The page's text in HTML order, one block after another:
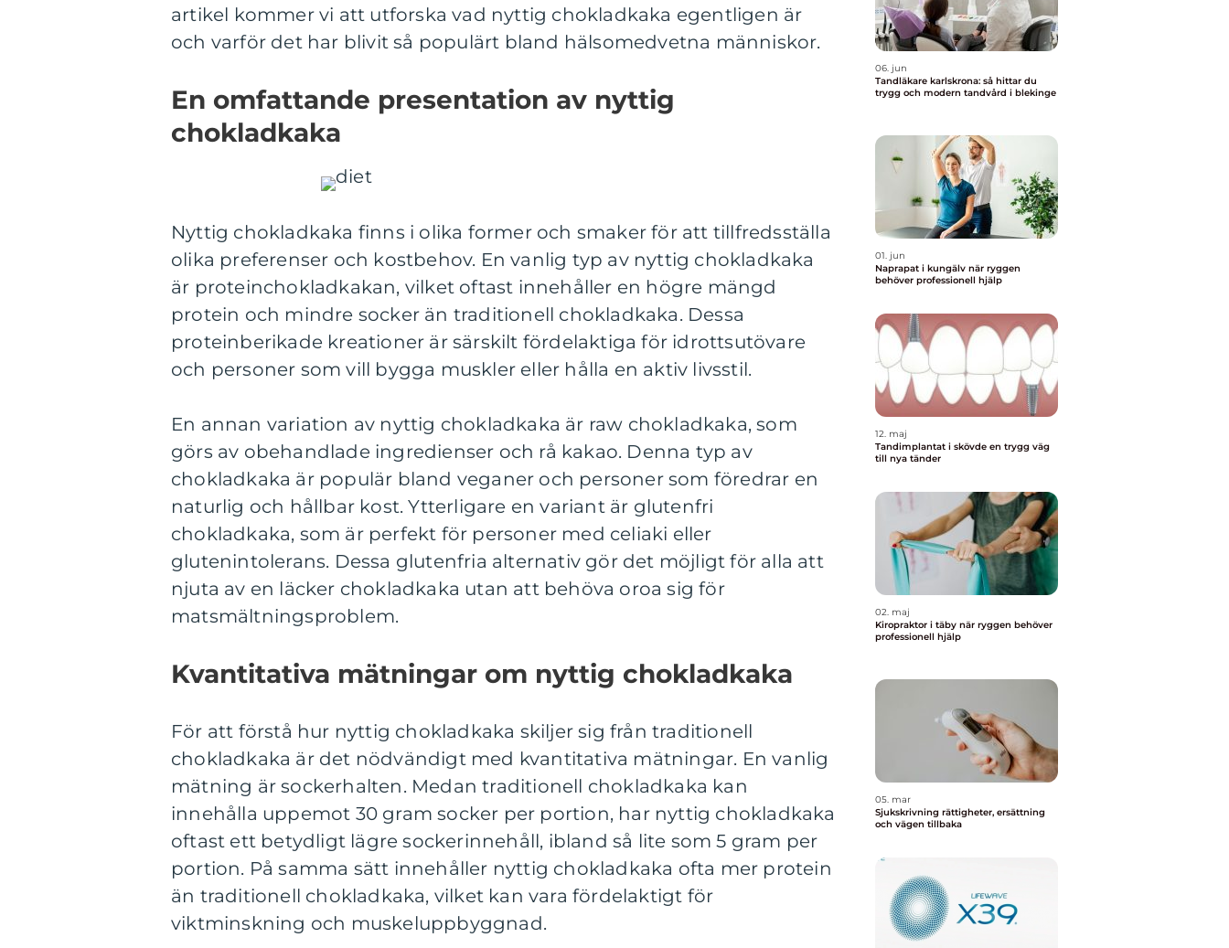
artikel kommer vi att utforska vad nyttig chokladkaka egentligen är
och varför det har blivit så populärt bland hälsomedvetna människor.
En omfattande presentation av nyttig
chokladkaka
Nyttig chokladkaka finns i olika former och smaker för att tillfredsställa
olika preferenser och kostbehov. En vanlig typ av nyttig chokladkaka
är proteinchokladkakan, vilket oftast innehåller en högre mängd
protein och mindre socker än traditionell chokladkaka. Dessa
proteinberikade kreationer är särskilt fördelaktiga för idrottsutövare
och personer som vill bygga muskler eller hålla en aktiv livsstil.
En annan variation av nyttig chokladkaka är raw chokladkaka, som
görs av obehandlade ingredienser och rå kakao. Denna typ av
chokladkaka är populär bland veganer och personer som föredrar en
naturlig och hållbar kost. Ytterligare en variant är glutenfri
chokladkaka, som är perfekt för personer med celiaki eller
glutenintolerans. Dessa glutenfria alternativ gör det möjligt för alla att
njuta av en läcker chokladkaka utan att behöva oroa sig för
matsmältningsproblem.
Kvantitativa mätningar om nyttig chokladkaka
För att förstå hur nyttig chokladkaka skiljer sig från traditionell
chokladkaka är det nödvändigt med kvantitativa mätningar. En vanlig
mätning är sockerhalten. Medan traditionell chokladkaka kan
innehålla uppemot 30 gram socker per portion, har nyttig chokladkaka
oftast ett betydligt lägre sockerinnehåll, ibland så lite som 5 gram per
portion. På samma sätt innehåller nyttig chokladkaka ofta mer protein
än traditionell chokladkaka, vilket kan vara fördelaktigt för
viktminskning och muskeluppbyggnad.
06. jun
Tandläkare karlskrona: så hittar du
trygg och modern tandvård i blekinge
01. jun
Naprapat i kungälv när ryggen
behöver professionell hjälp
12. maj
Tandimplantat i skövde en trygg väg
till nya tänder
02. maj
Kiropraktor i täby när ryggen behöver
professionell hjälp
05. mar
Sjukskrivning rättigheter, ersättning
och vägen tillbaka